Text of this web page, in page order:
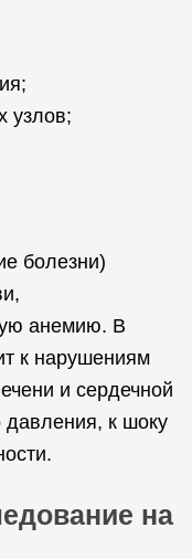
узлов;
болезни)
анемию. В
к нарушениям
и сердечной
к шоку
на